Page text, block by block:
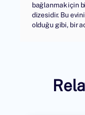
bağlanmak için
dizesidir. Bu
olduğu gibi, bir